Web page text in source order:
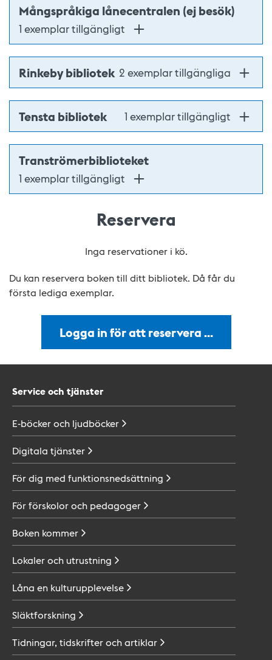
Mångspråkiga lånecentralen (ej besök)
1 exemplar tillgängligt
Rinkeby bibliotek 2 exemplar tillgängliga
Tensta bibliotek 1 exemplar tillgängligt
Tranströmerbiblioteket
1 exemplar tillgängligt
Reservera
Inga reservationer i kö.
Du kan reservera boken till ditt bibliotek. Då får du
första lediga exemplar.
Logga in för att reservera …
Service och tjänster
E-böcker och ljudböcker
Digitala tjänster
För dig med funktionsnedsättning
För förskolor och pedagoger
Boken kommer
Lokaler och utrustning
Låna en kulturupplevelse
Släktforskning
Tidningar, tidskrifter ochartiklar